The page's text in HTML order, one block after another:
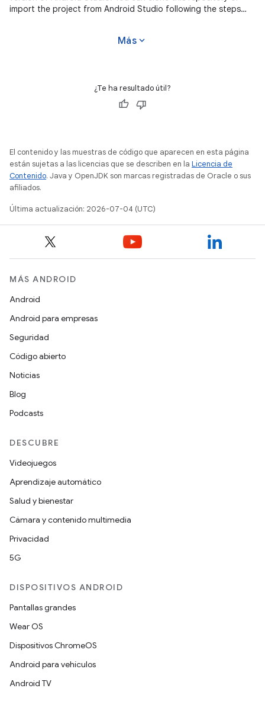
import the project from Android Studio following the steps
Más expand_more
¿Te ha resultado útil?
El contenido y las muestras de código que aparecen en esta página
están sujetas a las licencias que se describen en la Licencia de
Contenido. Java y OpenJDK son marcas registradas de Oracle o sus
afiliados.
Última actualización: 2026-07-04 (UTC)
MÁS ANDROID
Android
Android para empresas
Seguridad
Código abierto
Noticias
Blog
Podcasts
DESCUBRE
Videojuegos
Aprendizaje automático
Salud y bienestar
Cámara y contenido multimedia
Privacidad
5G
DISPOSITIVOS ANDROID
Pantallas grandes
Wear OS
Dispositivos ChromeOS
Android para vehículos
Android TV